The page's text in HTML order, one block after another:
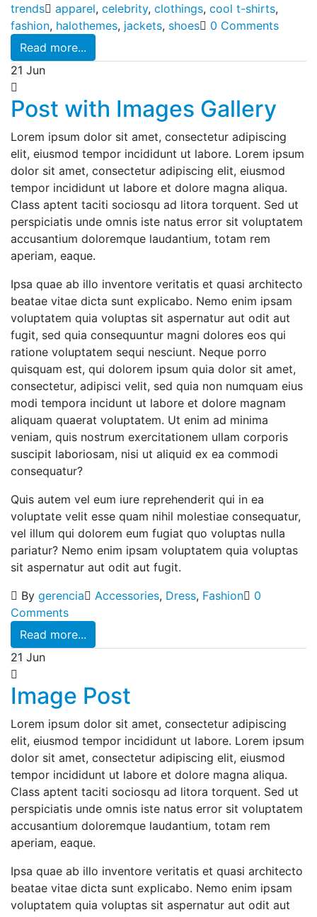
trends
apparel, celebrity, clothings, cool t-shirts,
fashion, halothemes, jackets, shoes
0 Comments
Read more...
21 Jun
Post with Images Gallery
Lorem ipsum dolor sit amet, consectetur adipiscing
elit, eiusmod tempor incididunt ut labore. Lorem ipsum
dolor sit amet, consectetur adipiscing elit, eiusmod
tempor incididunt ut labore et dolore magna aliqua.
Class aptent taciti sociosqu ad litora torquent. Sed ut
perspiciatis unde omnis iste natus error sit voluptatem
accusantium doloremque laudantium, totam rem
aperiam, eaque.
Ipsa quae ab illo inventore veritatis et quasi architecto
beatae vitae dicta sunt explicabo. Nemo enim ipsam
voluptatem quia voluptas sit aspernatur aut odit aut
fugit, sed quia consequuntur magni dolores eos qui
ratione voluptatem sequi nesciunt. Neque porro
quisquam est, qui dolorem ipsum quia dolor sit amet,
consectetur, adipisci velit, sed quia non numquam eius
modi tempora incidunt ut labore et dolore magnam
aliquam quaerat voluptatem. Ut enim ad minima
veniam, quis nostrum exercitationem ullam corporis
suscipit laboriosam, nisi ut aliquid ex ea commodi
consequatur?
Quis autem vel eum iure reprehenderit qui in ea
voluptate velit esse quam nihil molestiae consequatur,
vel illum qui dolorem eum fugiat quo voluptas nulla
pariatur? Nemo enim ipsam voluptatem quia voluptas
sit aspernatur aut odit aut fugit.
By gerencia Accessories, Dress, Fashion
0
Comments
Read more...
21 Jun
Image Post
Lorem ipsum dolor sit amet, consectetur adipiscing
elit, eiusmod tempor incididunt ut labore. Lorem ipsum
dolor sit amet, consectetur adipiscing elit, eiusmod
tempor incididunt ut labore et dolore magna aliqua.
Class aptent taciti sociosqu ad litora torquent. Sed ut
perspiciatis unde omnis iste natus error sit voluptatem
accusantium doloremque laudantium, totam rem
aperiam, eaque.
Ipsa quae ab illo inventore veritatis et quasi architecto
beatae vitae dicta sunt explicabo. Nemo enim ipsam
voluptatem quia voluptas sit aspernatur aut odit aut